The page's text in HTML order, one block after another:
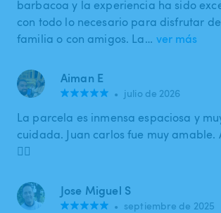
barbacoa y la experiencia ha sido
con todo lo necesario para disfrutar
familia o con amigos. La… ver más
Aiman E
• julio de 2026
La parcela es inmensa espaciosa y
cuidada. Juan carlos fue muy amable.
👌🏼
Jose Miguel S
• septiembre de 2025